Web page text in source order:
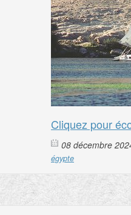
Cliquez pour
08 décembre
égypte